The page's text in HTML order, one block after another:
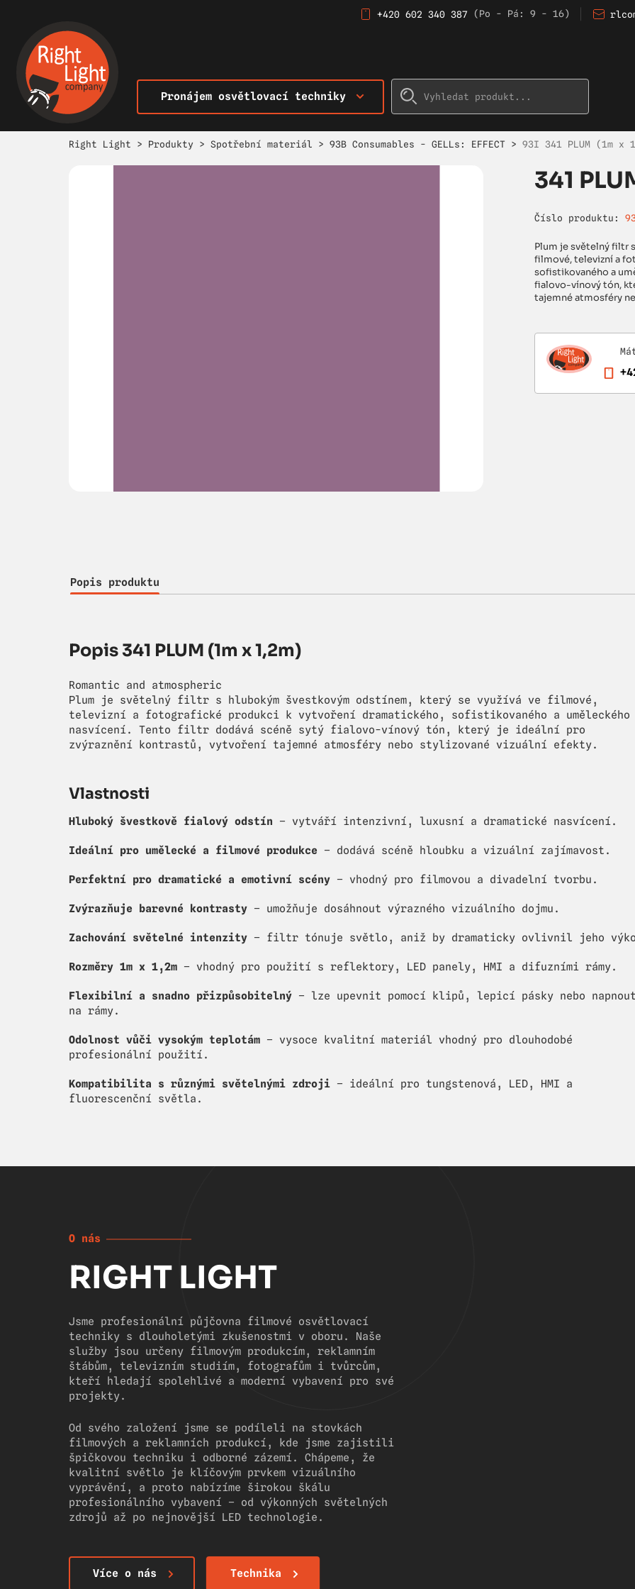
+420 602 340 387 (Po - Pá: 9 - 16)
Pronájem osvětlovací techniky
Right Light > Produkty > Spotřební materiál > 93B Consumables - GELLs: EFFECT > 93I 341 PLUM (1m x
341
Číslo produktu:
Plum je světelný filtr
filmové, televizní a
sofistikovaného a
fialovo-vínový tón,
tajemné atmosféry
Popis produktu
Popis 341 PLUM (1m x 1,2m)
Romantic and atmospheric
Plum je světelný filtr s hlubokým švestkovým odstínem, který se využívá ve filmové,
televizní a fotografické produkci k vytvoření dramatického, sofistikovaného a uměleckého
nasvícení. Tento filtr dodává scéně sytý fialovo-vínový tón, který je ideální pro
zvýraznění kontrastů, vytvoření tajemné atmosféry nebo stylizované vizuální efekty.
Vlastnosti
Hluboký švestkově fialový odstín – vytváří intenzivní, luxusní a dramatické nasvícení.
Ideální pro umělecké a filmové produkce – dodává scéně hloubku a vizuální zajímavost.
Perfektní pro dramatické a emotivní scény – vhodný pro filmovou a divadelní tvorbu.
Zvýrazňuje barevné kontrasty – umožňuje dosáhnout výrazného vizuálního dojmu.
Zachování světelné intenzity – filtr tónuje světlo, aniž by dramaticky ovlivnil jeho
Rozměry 1m x 1,2m – vhodný pro použití s reflektory, LED panely, HMI a difuzními rámy.
Flexibilní a snadno přizpůsobitelný – lze upevnit pomocí klipů, lepicí pásky nebo
na rámy.
Odolnost vůči vysokým teplotám – vysoce kvalitní materiál vhodný pro dlouhodobé
profesionální použití.
Kompatibilita s různými světelnými zdroji – ideální pro tungstenová, LED, HMI a
fluorescenční světla.
O nás
RIGHT LIGHT
Jsme profesionální půjčovna filmové osvětlovací
techniky s dlouholetými zkušenostmi v oboru. Naše
služby jsou určeny filmovým produkcím, reklamním
štábům, televizním studiím, fotografům i tvůrcům,
kteří hledají spolehlivé a moderní vybavení pro své
projekty.
Od svého založení jsme se podíleli na stovkách
filmových a reklamních produkcí, kde jsme zajistili
špičkovou techniku i odborné zázemí. Chápeme, že
kvalitní světlo je klíčovým prvkem vizuálního
vyprávění, a proto nabízíme širokou škálu
profesionálního vybavení – od výkonných světelných
zdrojů až po nejnovější LED technologie.
Více o nás Technika